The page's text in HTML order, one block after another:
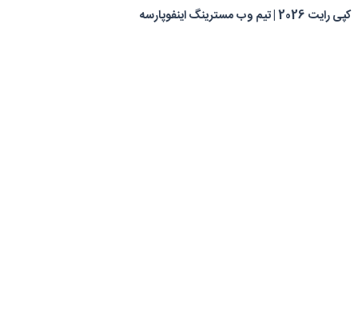
کپی رایت 2026 | تیم وب مسترینگ اینفوپارسه